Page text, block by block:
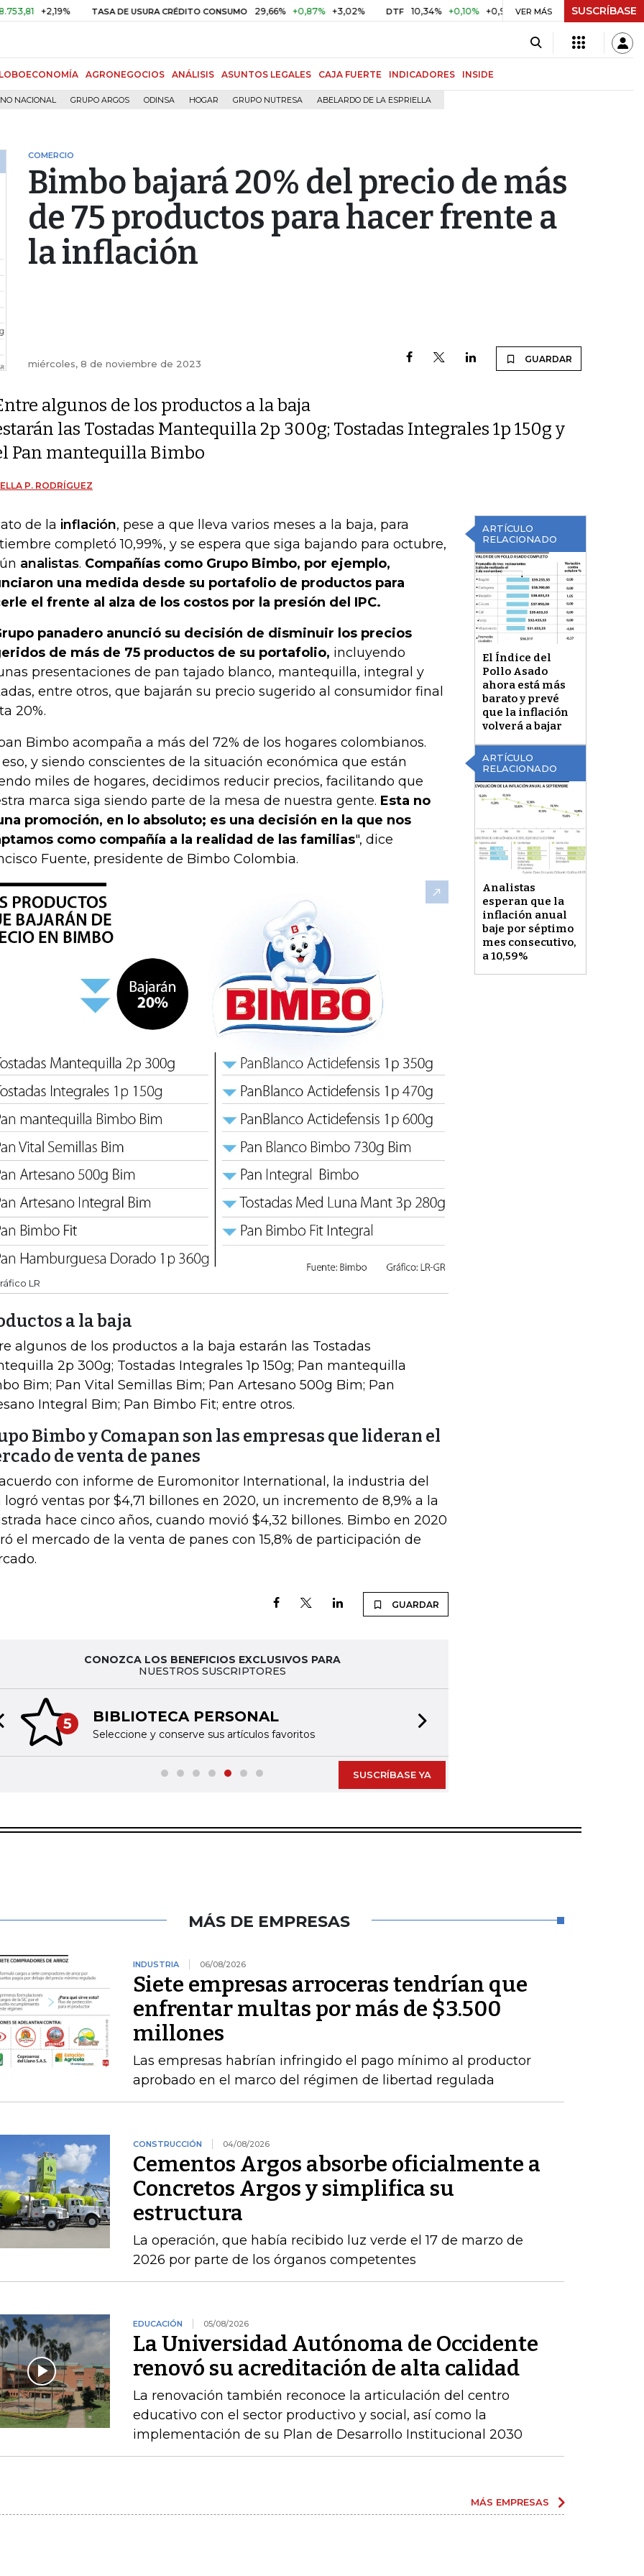
+2,19% TASA DE USURA CRÉDITO CONSUMO 29,66% +0,87% +3,02% DTF 10,34% +0,10% +0,98% UVR $ 416,96 +$ 0,05 +0,01%
VER MÁS SUSCRÍBASE
AGRONEGOCIOS ANÁLISIS ASUNTOS LEGALES CAJA FUERTE INDICADORES INSIDE
NACIONAL GRUPO ARGOS ODINSA HOGAR GRUPO NUTRESA ABELARDO DE LA ESPRIELLA
COMERCIO
Bimbo bajará 20% del precio de más
de 75 productos para hacer frente a
la inflación
miércoles, 8 de noviembre de 2023 GUARDAR
algunos de los productos a la baja
las Tostadas Mantequilla 2p 300g; Tostadas Integrales 1p 150g y
Pan mantequilla Bimbo
P. RODRÍGUEZ
ARTÍCULO
RELACIONADO
El Índice del
Pollo Asado
ahora está más
barato y prevé
que la inflación
volverá a bajar
ARTÍCULO
RELACIONADO
Analistas
esperan que la
inflación anual
baje por séptimo
mes consecutivo,
a 10,59%
de la inflación, pese a que lleva varios meses a la baja, para
completó 10,99%, y se espera que siga bajando para octubre,
analistas. Compañías como Grupo Bimbo, por ejemplo,
una medida desde su portafolio de productos para
el frente al alza de los costos por la presión del IPC.
panadero anunció su decisión de disminuir los precios
de más de 75 productos de su portafolio, incluyendo
presentaciones de pan tajado blanco, mantequilla, integral y
entre otros, que bajarán su precio sugerido al consumidor final
20%.
Bimbo acompaña a más del 72% de los hogares colombianos.
y siendo conscientes de la situación económica que están
miles de hogares, decidimos reducir precios, facilitando que
marca siga siendo parte de la mesa de nuestra gente. Esta no
promoción, en lo absoluto; es una decisión en la que nos
como compañía a la realidad de las familias", dice
Fuente, presidente de Bimbo Colombia.
LR
a la baja
algunos de los productos a la baja estarán las Tostadas
2p 300g; Tostadas Integrales 1p 150g; Pan mantequilla
Bim; Pan Vital Semillas Bim; Pan Artesano 500g Bim; Pan
Integral Bim; Pan Bimbo Fit; entre otros.
Bimbo y Comapan son las empresas que lideran el
de venta de panes
con informe de Euromonitor International, la industria del
logró ventas por $4,71 billones en 2020, un incremento de 8,9% a la
hace cinco años, cuando movió $4,32 billones. Bimbo en 2020
el mercado de la venta de panes con 15,8% de participación de
GUARDAR
CONOZCA LOS BENEFICIOS EXCLUSIVOS PARA
NUESTROS SUSCRIPTORES
5 BIBLIOTECA PERSONAL
Seleccione y conserve sus artículos favoritos
slide
SUSCRÍBASE YA
MÁS DE EMPRESAS
INDUSTRIA 06/08/2026
Siete empresas arroceras tendrían que
enfrentar multas por más de $3.500
millones
Las empresas habrían infringido el pago mínimo al productor
aprobado en el marco del régimen de libertad regulada
CONSTRUCCIÓN 04/08/2026
Cementos Argos absorbe oficialmente a
Concretos Argos y simplifica su
estructura
La operación, que había recibido luz verde el 17 de marzo de
2026 por parte de los órganos competentes
EDUCACIÓN 05/08/2026
La Universidad Autónoma de Occidente
renovó su acreditación de alta calidad
La renovación también reconoce la articulación del centro
educativo con el sector productivo y social, así como la
implementación de su Plan de Desarrollo Institucional 2030
MÁS EMPRESAS